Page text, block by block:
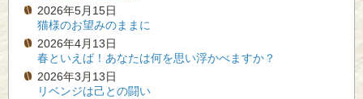
2026年5月15日
猫様のお望みのままに
2026年4月13日
春といえば！あなたは何を思い浮かべますか？
2026年3月13日
リベンジは己との闘い